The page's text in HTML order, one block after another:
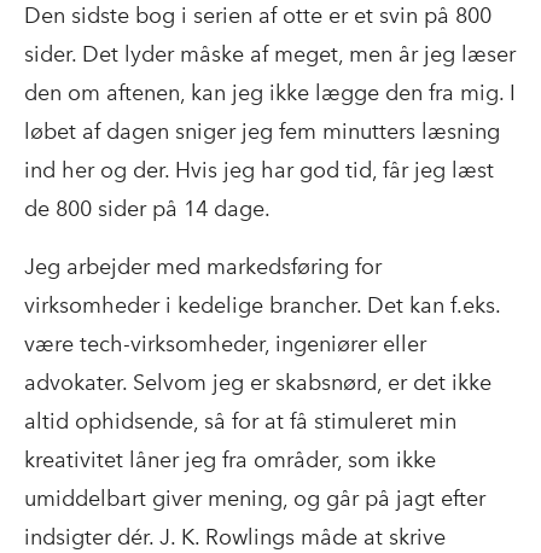
Den sidste bog i serien af otte er et svin på 800
sider. Det lyder måske af meget, men år jeg læser
den om aftenen, kan jeg ikke lægge den fra mig. I
løbet af dagen sniger jeg fem minutters læsning
ind her og der. Hvis jeg har god tid, får jeg læst
de 800 sider på 14 dage.
Jeg arbejder med markedsføring for
virksomheder i kedelige brancher. Det kan f.eks.
være tech-virksomheder, ingeniører eller
advokater. Selvom jeg er skabsnørd, er det ikke
altid ophidsende, så for at få stimuleret min
kreativitet låner jeg fra områder, som ikke
umiddelbart giver mening, og går på jagt efter
indsigter dér. J. K. Rowlings måde at skrive